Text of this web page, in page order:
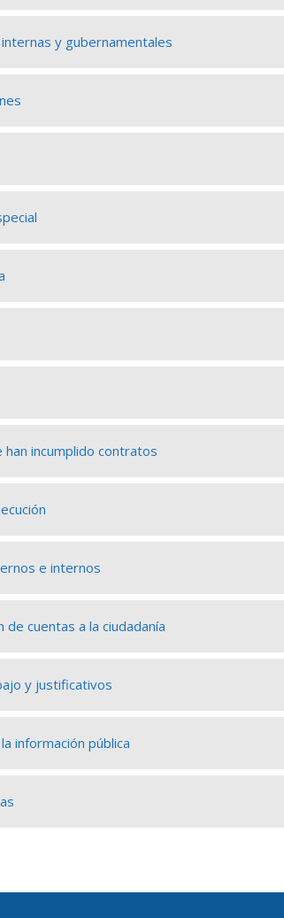
y gubernamentales
incumplido contratos
e internos
cuentas a la ciudadanía
y justificativos
información pública